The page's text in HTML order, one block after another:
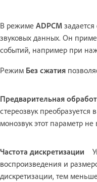
В режиме ADPCM
звуковых данных. Он
событий, например при
Режим Без сжатия
Предварительная
стереозвук
монозвук этот параметр не
Частота дискретизации
воспроизведения и
дискретизации, тем